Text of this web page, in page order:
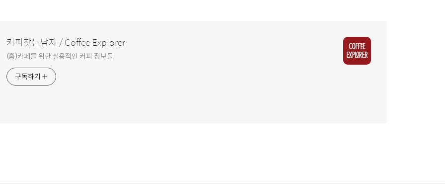
커피찾는남자 / Coffee Explorer
(홈)카페를 위한 실용적인 커피 정보들
구독하기